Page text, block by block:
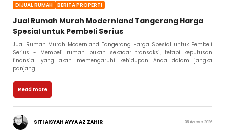
DIJUAL RUMAH BERITA PROPERTI
Jual Rumah Murah Modernland Tangerang Harga
Spesial untuk Pembeli Serius
Jual Rumah Murah Modernland Tangerang Harga Spesial untuk Pembeli
Serius - Membeli rumah bukan sekadar transaksi, tetapi keputusan
finansial yang akan memengaruhi kehidupan Anda dalam jangka
panjang. ...
Read more
SITI AISYAH AYYA AZ ZAHIR 06 Agustus 2026